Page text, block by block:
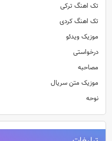
تک اهنگ ترکی
تک اهنگ کردی
موزیک ویدئو
درخواستی
مصاحبه
موزیک متن سریال
نوحه